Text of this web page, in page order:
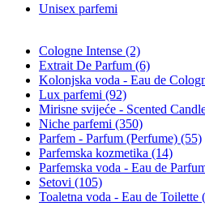
Unisex parfemi
Cologne Intense (2)
Extrait De Parfum (6)
Kolonjska voda - Eau de
Lux parfemi (92)
Mirisne svijeće - Scented
Niche parfemi (350)
Parfem - Parfum (Perfume) (55)
Parfemska kozmetika (14)
Parfemska voda - Eau de
Setovi (105)
Toaletna voda - Eau de